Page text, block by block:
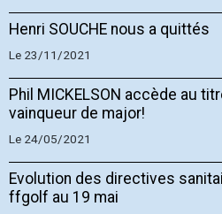
Henri SOUCHE nous a quittés
Le 23/11/2021
Phil MICKELSON accède au
vainqueur de major!
Le 24/05/2021
Evolution des directives
ffgolf au 19 mai